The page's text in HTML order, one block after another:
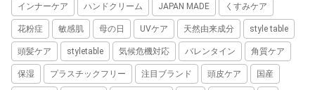
インナーケア ハンドクリーム JAPAN MADE くすみケア
花粉症 敏感肌 母の日 UVケア 天然由来成分 style table
頭髪ケア styletable 気候危機対応 バレンタイン 角質ケア
保湿 プラスチックフリー 注目ブランド 頭皮ケア 国産